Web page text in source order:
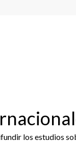
los estudios